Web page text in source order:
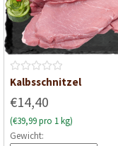
B
w
e
r
Kalbsschnitzel
€14,40
(€39,99 pro 1 kg)
Gewicht: